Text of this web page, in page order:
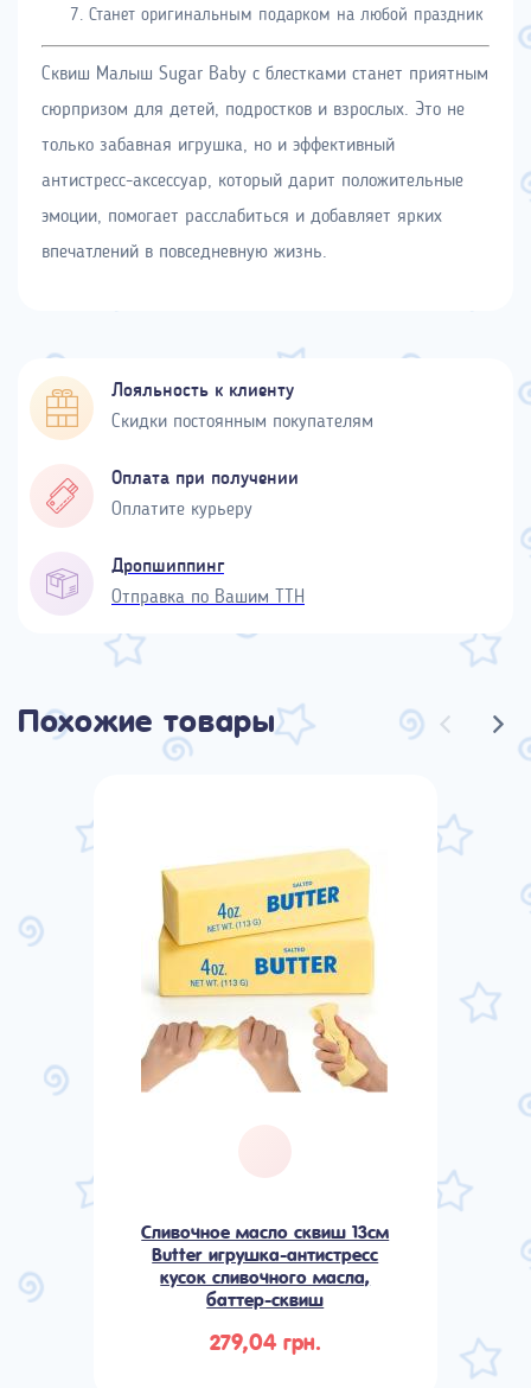
Станет оригинальным подарком на любой праздник
Сквиш Малыш Sugar Baby с блестками станет приятным
сюрпризом для детей, подростков и взрослых. Это не
только забавная игрушка, но и эффективный
антистресс-аксессуар, который дарит положительные
эмоции, помогает расслабиться и добавляет ярких
впечатлений в повседневную жизнь.
Лояльность к клиенту
Скидки постоянным покупателям
Оплата при получении
Оплатите курьеру
Дропшиппинг
Отправка по Вашим ТТН
Похожие товары
Сливочное масло сквиш 13см
Butter игрушка-антистресс
кусок сливочного масла,
баттер-сквиш
279,04 грн.